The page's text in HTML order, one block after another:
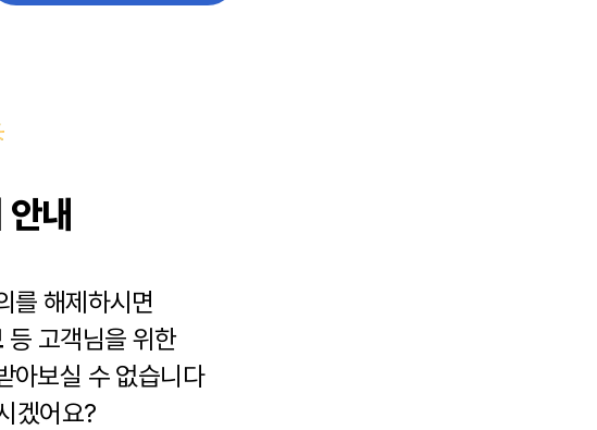
내
를 해제하시면
등 고객님을 위한
아보실 수 없습니다
겠어요?